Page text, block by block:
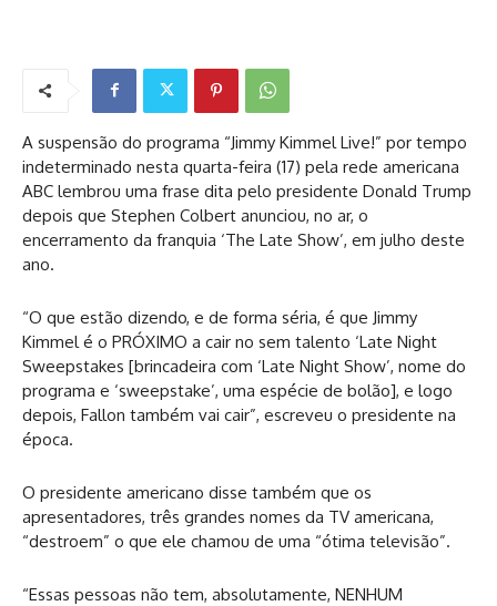
A suspensão do programa “Jimmy Kimmel Live!” por tempo
indeterminado nesta quarta-feira (17) pela rede americana
ABC lembrou uma frase dita pelo presidente Donald Trump
depois que Stephen Colbert anunciou, no ar, o
encerramento da franquia ‘The Late Show’, em julho deste
ano.
“O que estão dizendo, e de forma séria, é que Jimmy
Kimmel é o PRÓXIMO a cair no sem talento ‘Late Night
Sweepstakes [brincadeira com ‘Late Night Show’, nome do
programa e ‘sweepstake’, uma espécie de bolão], e logo
depois, Fallon também vai cair”, escreveu o presidente na
época.
O presidente americano disse também que os
apresentadores, três grandes nomes da TV americana,
“destroem” o que ele chamou de uma “ótima televisão”.
“Essas pessoas não tem, absolutamente, NENHUM